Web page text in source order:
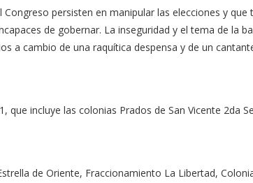
Congreso persisten en manipular las elecciones y
de gobernar. La inseguridad y el tema de la
a cambio de una raquítica despensa y de un
que incluye las colonias Prados de San Vicente
de Oriente, Fraccionamiento La Libertad,